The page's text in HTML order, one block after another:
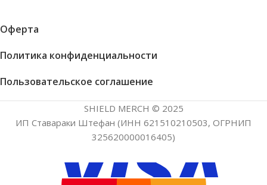
Оферта
Политика конфиденциальности
Пользовательское соглашение
SHIELD MERCH © 2025
ИП Ставараки Штефан (ИНН 621510210503, ОГРНИП
325620000016405)